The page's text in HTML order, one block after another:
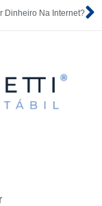
Dinheiro Na Internet?